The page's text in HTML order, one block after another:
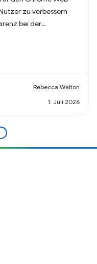
zu verbessern
bei der
Rebecca Walton
1. Juli 2026